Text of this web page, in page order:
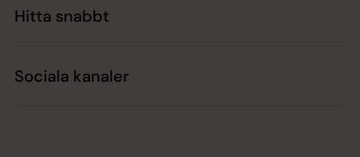
Hitta snabbt
Sociala kanaler